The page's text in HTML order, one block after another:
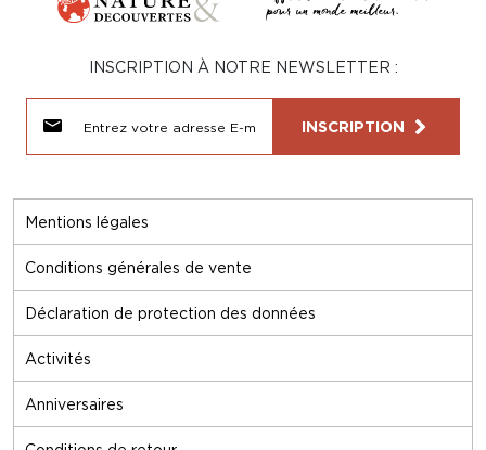
Mentions légales
Conditions générales de vente
Déclaration de protection des données
Activités
Anniversaires
INSCRIPTION À NOTRE NEWSLETTER :
INSCRIPTION